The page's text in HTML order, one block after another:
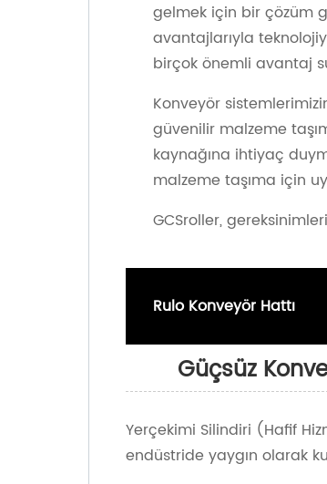
gelmek için bir çözüm
avantajlarıyla
birçok önemli avantaj
Konveyör
güvenilir malzeme
kaynağına ihtiyaç
malzeme taşıma için
GCSroller,
Rulo Konveyör Hattı
Güçsüz
Yerçekimi Silindiri (Hafif
endüstride yaygın olarak